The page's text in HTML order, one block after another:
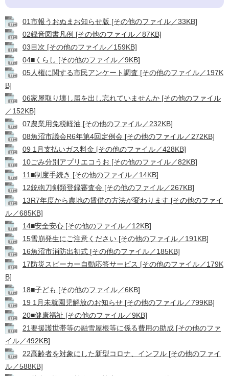
01市報うおぬまお知らせ版 [その他のファイル／33KB]
02録音図書凡例 [その他のファイル／87KB]
03目次 [その他のファイル／159KB]
04■くらし [その他のファイル／9KB]
05人権に関する市民アンケート調査 [その他のファイル／197K
B]
06家屋取り壊し届を出し忘れていませんか [その他のファイル
／152KB]
07農業用免税軽油 [その他のファイル／232KB]
08魚沼市議会R6年第4回定例会 [その他のファイル／272KB]
09 1月支払いガス料金 [その他のファイル／428KB]
10ごみ分別アプリエコうお [その他のファイル／82KB]
11■制度手続き [その他のファイル／14KB]
12銃砲刀剣類登録審査会 [その他のファイル／267KB]
13R7年度から農地の賃借の方法が変わります [その他のファイ
ル／685KB]
14■安全安心 [その他のファイル／12KB]
15雪崩発生にご注意ください [その他のファイル／191KB]
16魚沼市消防出初式 [その他のファイル／185KB]
17防災スピーカー自動応答サービス [その他のファイル／179K
B]
18■子ども [その他のファイル／6KB]
19 1月未就園児解放のお知らせ [その他のファイル／799KB]
20■健康福祉 [その他のファイル／9KB]
21要援護世帯等の融雪屋根等に係る費用の助成 [その他のファ
イル／492KB]
22高齢者を対象にした新型コロナ、インフル [その他のファイ
ル／588KB]